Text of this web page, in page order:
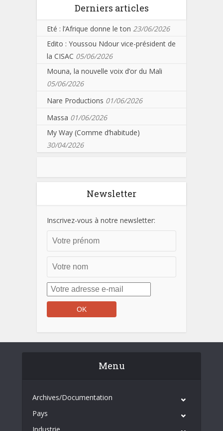
Derniers articles
Eté : l’Afrique donne le ton 23/06/2026
Edito : Youssou Ndour vice-président de
la CISAC 05/06/2026
Mouna, la nouvelle voix d’or du Mali
05/06/2026
Nare Productions 01/06/2026
Massa 01/06/2026
My Way (Comme d’habitude)
30/04/2026
Newsletter
Inscrivez-vous à notre newsletter:
Menu
Archives/Documentation
Pays